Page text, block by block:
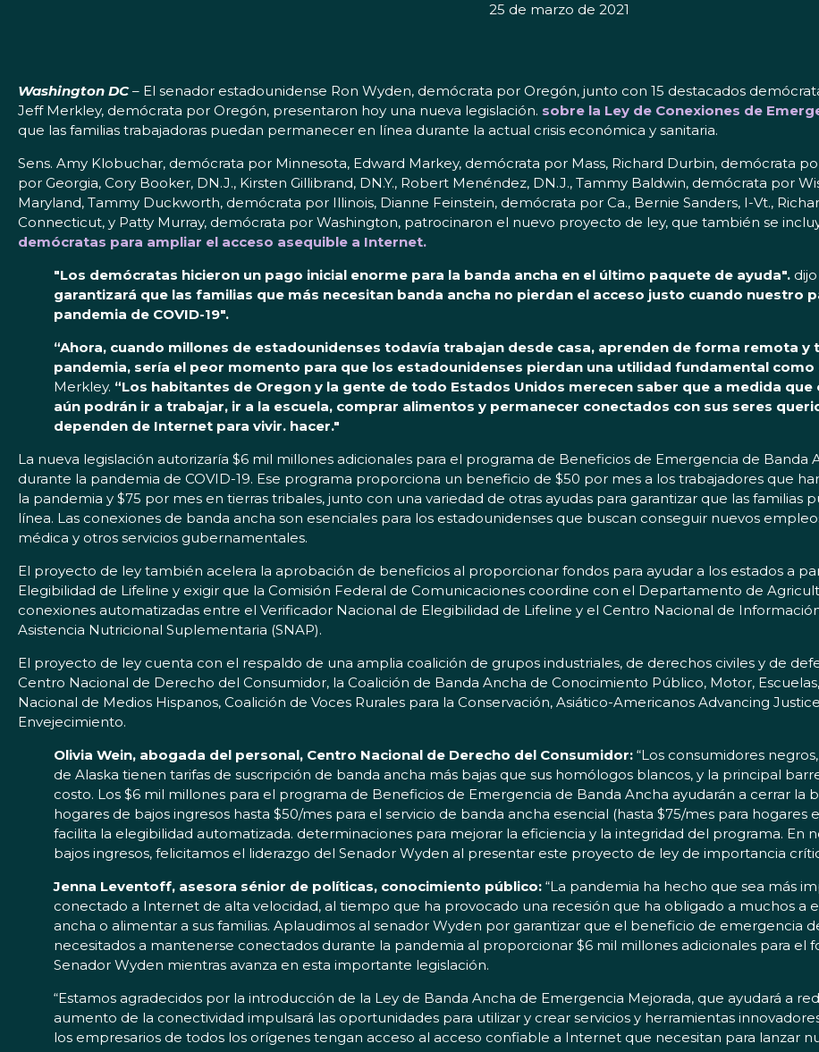
25 de marzo de 2021
Washington DC– El senador estadounidense Ron Wyden, demócrata por Oregón, junto con 15 destacados
Jeff Merkley, demócrata por Oregón, presentaron hoy una nueva legislación. sobre la Ley de Conexiones de
que las familias trabajadoras puedan permanecer en línea durante la actual crisis económica y sanitaria.
Sens. Amy Klobuchar, demócrata por Minnesota, Edward Markey, demócrata por Mass, Richard Durbin, demócrata
por Georgia, Cory Booker, DN.J., Kirsten Gillibrand, DN.Y., Robert Menéndez, DN.J., Tammy Baldwin, demócrata por
Maryland, Tammy Duckworth, demócrata por Illinois, Dianne Feinstein, demócrata por Ca., Bernie Sanders, I-Vt.,
Connecticut, y Patty Murray, demócrata por Washington, patrocinaron el nuevo proyecto de ley, que también se
demócratas para ampliar el acceso asequible a Internet.
"Los demócratas hicieron un pago inicial enorme para la banda ancha en el último paquete de ayuda".
garantizará que las familias que más necesitan banda ancha no pierdan el acceso justo cuando nuestro
pandemia de COVID-19".
“Ahora, cuando millones de estadounidenses todavía trabajan desde casa, aprenden de forma remota y
pandemia, sería el peor momento para que los estadounidenses pierdan una utilidad fundamental como
Merkley. “Los habitantes de Oregon y la gente de todo Estados Unidos merecen saber que a medida
aún podrán ir a trabajar, ir a la escuela, comprar alimentos y permanecer conectados con sus seres
dependen de Internet para vivir. hacer."
La nueva legislación autorizaría $6 mil millones adicionales para el programa de Beneficios de Emergencia de Banda
durante la pandemia de COVID-19. Ese programa proporciona un beneficio de $50 por mes a los trabajadores que
la pandemia y $75 por mes en tierras tribales, junto con una variedad de otras ayudas para garantizar que las familias
línea. Las conexiones de banda ancha son esenciales para los estadounidenses que buscan conseguir nuevos
médica y otros servicios gubernamentales.
El proyecto de ley también acelera la aprobación de beneficios al proporcionar fondos para ayudar a los estados a
Elegibilidad de Lifeline y exigir que la Comisión Federal de Comunicaciones coordine con el Departamento de
conexiones automatizadas entre el Verificador Nacional de Elegibilidad de Lifeline y el Centro Nacional de
Asistencia Nutricional Suplementaria (SNAP).
El proyecto de ley cuenta con el respaldo de una amplia coalición de grupos industriales, de derechos civiles y de
Centro Nacional de Derecho del Consumidor, la Coalición de Banda Ancha de Conocimiento Público, Motor,
Nacional de Medios Hispanos, Coalición de Voces Rurales para la Conservación, Asiático-Americanos Advancing
Envejecimiento.
Olivia Wein, abogada del personal, Centro Nacional de Derecho del Consumidor: “Los consumidores
de Alaska tienen tarifas de suscripción de banda ancha más bajas que sus homólogos blancos, y la principal
costo. Los $6 mil millones para el programa de Beneficios de Emergencia de Banda Ancha ayudarán a cerrar la
hogares de bajos ingresos hasta $50/mes para el servicio de banda ancha esencial (hasta $75/mes para hogares
facilita la elegibilidad automatizada. determinaciones para mejorar la eficiencia y la integridad del programa. En
bajos ingresos, felicitamos el liderazgo del Senador Wyden al presentar este proyecto de ley de importancia
Jenna Leventoff, asesora sénior de políticas, conocimiento público: “La pandemia ha hecho que sea más
conectado a Internet de alta velocidad, al tiempo que ha provocado una recesión que ha obligado a muchos a
ancha o alimentar a sus familias. Aplaudimos al senador Wyden por garantizar que el beneficio de emergencia
necesitados a mantenerse conectados durante la pandemia al proporcionar $6 mil millones adicionales para el
Senador Wyden mientras avanza en esta importante legislación.
“Estamos agradecidos por la introducción de la Ley de Banda Ancha de Emergencia Mejorada, que ayudará a
aumento de la conectividad impulsará las oportunidades para utilizar y crear servicios y herramientas
los empresarios de todos los orígenes tengan acceso al acceso confiable a Internet que necesitan para lanzar